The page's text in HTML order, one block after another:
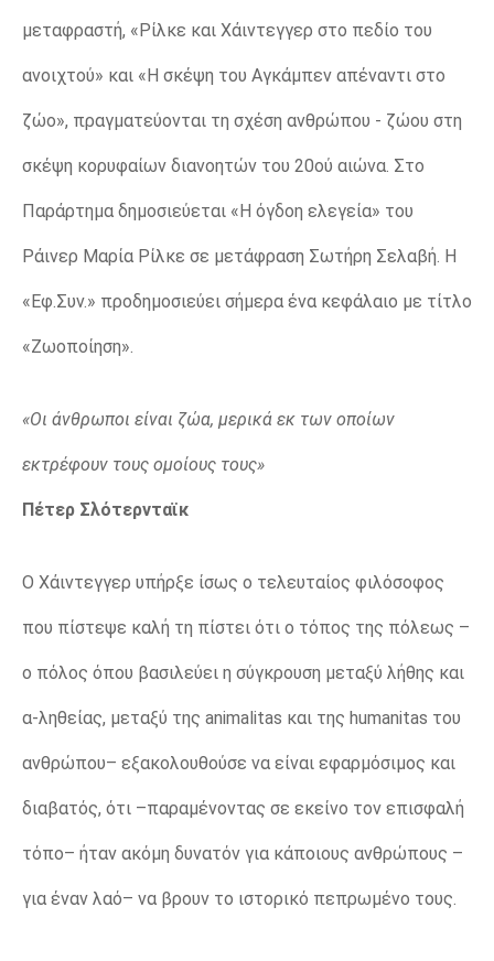
μεταφραστή, «Ρίλκε και Χάιντεγγερ στο πεδίο του
ανοιχτού» και «Η σκέψη του Αγκάμπεν απέναντι στο
ζώο», πραγματεύονται τη σχέση ανθρώπου - ζώου στη
σκέψη κορυφαίων διανοητών του 20ού αιώνα. Στο
Παράρτημα δημοσιεύεται «Η όγδοη ελεγεία» του
Ράινερ Μαρία Ρίλκε σε μετάφραση Σωτήρη Σελαβή. Η
«Εφ.Συν.» προδημοσιεύει σήμερα ένα κεφάλαιο με τίτλο
«Ζωοποίηση».
«Οι άνθρωποι είναι ζώα, μερικά εκ των οποίων
εκτρέφουν τους ομοίους τους»
Πέτερ Σλότερνταϊκ
Ο Χάιντεγγερ υπήρξε ίσως ο τελευταίος φιλόσοφος
που πίστεψε καλή τη πίστει ότι ο τόπος της πόλεως –
ο πόλος όπου βασιλεύει η σύγκρουση μεταξύ λήθης και
α-ληθείας, μεταξύ της animalitas και της humanitas του
ανθρώπου– εξακολουθούσε να είναι εφαρμόσιμος και
διαβατός, ότι –παραμένοντας σε εκείνο τον επισφαλή
τόπο– ήταν ακόμη δυνατόν για κάποιους ανθρώπους –
για έναν λαό– να βρουν το ιστορικό πεπρωμένο τους.